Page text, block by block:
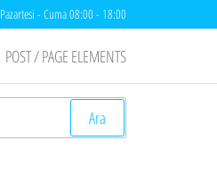
Pazartesi - Cuma 08:00 - 18:00
POST / PAGE ELEMENTS